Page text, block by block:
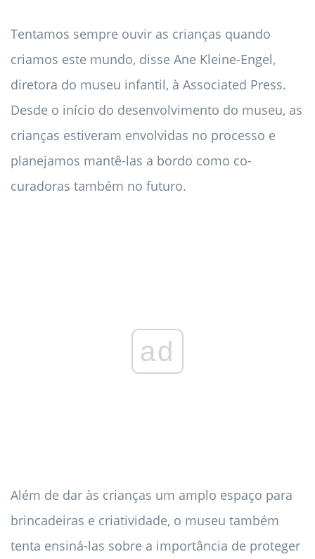
Tentamos sempre ouvir as crianças quando
criamos este mundo, disse Ane Kleine-Engel,
diretora do museu infantil, à Associated Press.
Desde o início do desenvolvimento do museu, as
crianças estiveram envolvidas no processo e
planejamos mantê-las a bordo como co-
curadoras também no futuro.
ad
Além de dar às crianças um amplo espaço para
brincadeiras e criatividade, o museu também
tenta ensiná-las sobre a importância de proteger